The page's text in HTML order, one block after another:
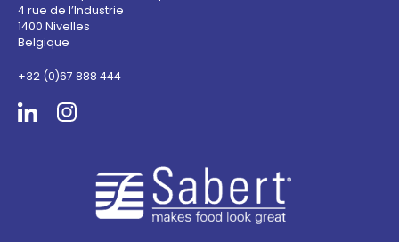
4 rue de l’Industrie
1400 Nivelles
Belgique
+32 (0)67 888 444